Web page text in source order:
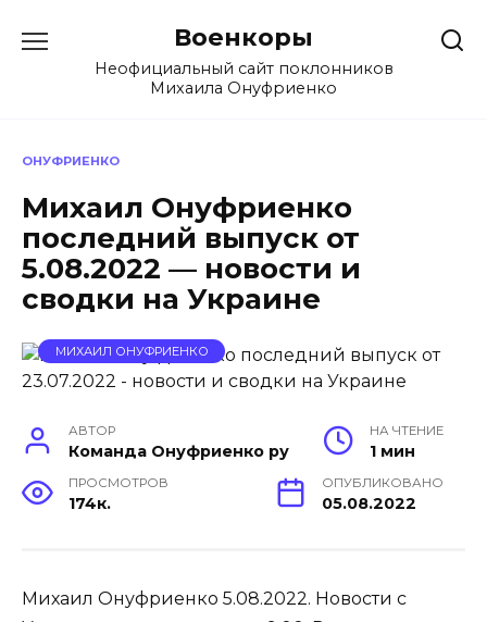
содержанию
Военкоры
Неофициальный сайт поклонников
Михаила Онуфриенко
ОНУФРИЕНКО
Михаил Онуфриенко
последний выпуск от
5.08.2022 — новости и
сводки на Украине
МИХАИЛ ОНУФРИЕНКО
АВТОР
Команда Онуфриенко ру
НА ЧТЕНИЕ
1 мин
ПРОСМОТРОВ
174к.
ОПУБЛИКОВАНО
05.08.2022
Михаил Онуфриенко 5.08.2022. Новости с